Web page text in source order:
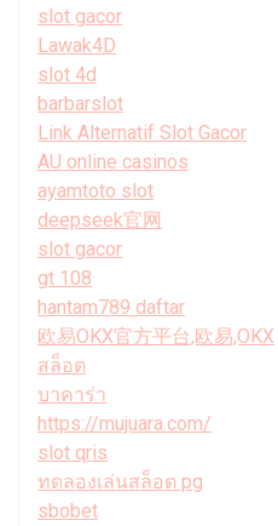
slot gacor
Lawak4D
slot 4d
barbarslot
Link Alternatif Slot Gacor
AU online casinos
ayamtoto slot
deepseek官网
slot gacor
gt 108
hantam789 daftar
欧易OKX官方平台,欧易,OKX
สล็อต
บาคาร่า
https://mujuara.com/
slot qris
ทดลองเล่นสล็อต pg
sbobet